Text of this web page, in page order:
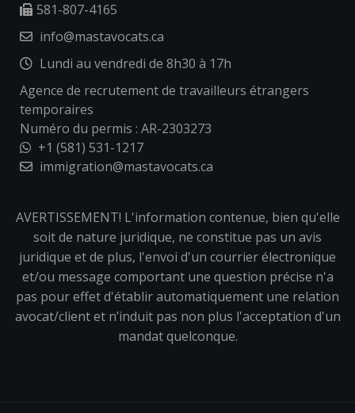
581-807-4165
info@mastavocats.ca
Lundi au vendredi de 8h30 à 17h
Agence de recrutement de travailleurs étrangers
temporaires
Numéro du permis : AR-2303273
+1 (581) 531-1217
immigration@mastavocats.ca
AVERTISSEMENT! L'information contenue, bien qu'elle
soit de nature juridique, ne constitue pas un avis
juridique et de plus, l'envoi d'un courrier électronique
et/ou message comportant une question précise n'a
pas pour effet d'établir automatiquement une relation
avocat/client et n’induit pas non plus l'acceptation d'un
mandat quelconque.